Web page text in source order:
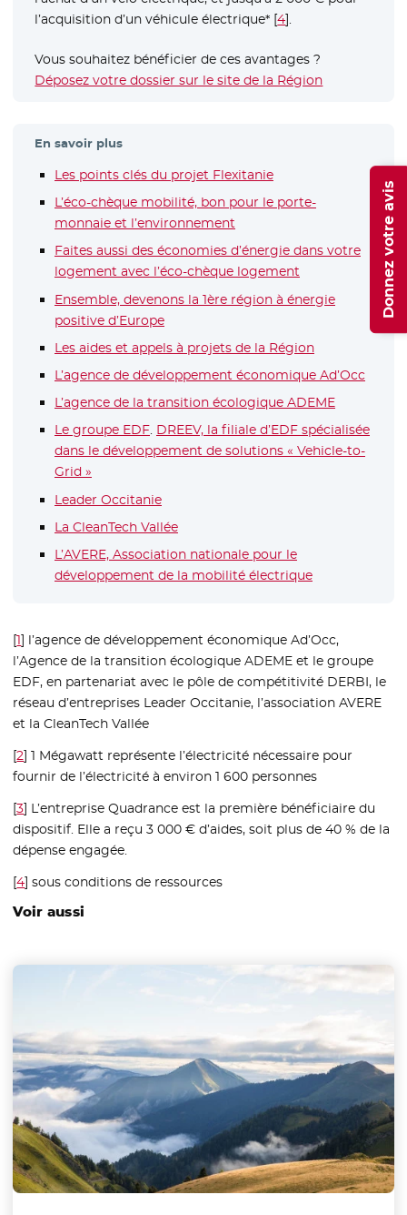
l’acquisition d’un véhicule électrique* [4].
Vous souhaitez bénéficier de ces avantages ?
Déposez votre dossier sur le site de la Région
En savoir plus
Les points clés du projet Flexitanie- Nouvelle fenêtre
L’éco-chèque mobilité, bon pour le porte-
monnaie et l’environnement
Faites aussi des économies d’énergie dans votre
logement avec l’éco-chèque logement
Ensemble, devenons la 1ère région à énergie
positive d’Europe
Les aides et appels à projets de la Région
L’agence de développement économique Ad’Occ-
L’agence de la transition écologique ADEME- Nouvelle
Le groupe EDF- Nouvelle fenêtre
. DREEV, la filiale d’EDF spécialisée
dans le développement de solutions « Vehicle-to-
Grid »
Leader Occitanie- Nouvelle fenêtre
La CleanTech Vallée- Nouvelle fenêtre
L’AVERE, Association nationale pour le
développement de la mobilité électrique- Nouvelle
[1] l’agence de développement économique Ad’Occ,
l’Agence de la transition écologique ADEME et le groupe
EDF, en partenariat avec le pôle de compétitivité DERBI, le
réseau d’entreprises Leader Occitanie, l’association AVERE
et la CleanTech Vallée
[2]1 Mégawatt représente l’électricité nécessaire pour
fournir de l’électricité à environ 1 600 personnes
[3] L’entreprise Quadrance est la première bénéficiaire du
dispositif. Elle a reçu 3 000 € d’aides, soit plus de 40 % de la
dépense engagée.
[4]sous conditions de ressources
Voir aussi
Donnez votre avis